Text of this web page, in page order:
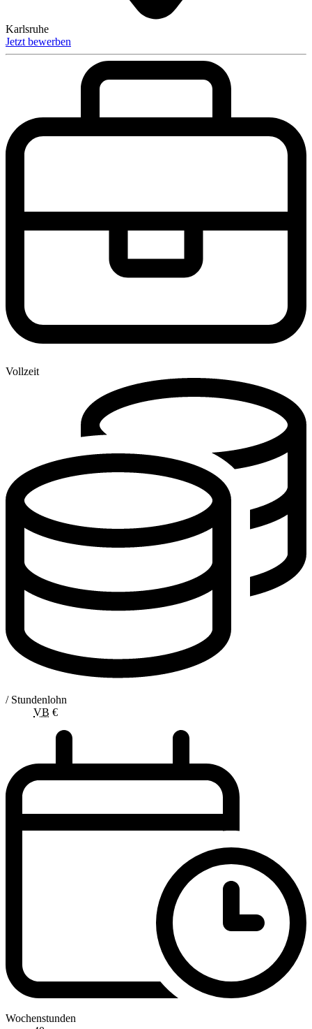
Karlsruhe
Jetzt bewerben
Vollzeit
/ Stundenlohn
VB €
Wochenstunden